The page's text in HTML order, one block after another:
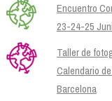
Encuentro
23-24-25
Taller de
Calendario
Barcelona